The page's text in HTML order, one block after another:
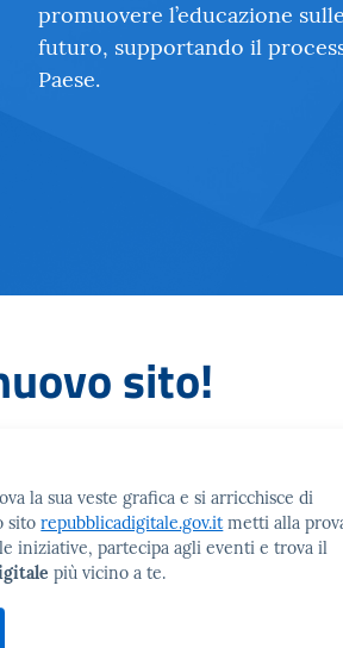
promuovere l’educazione
futuro, supportando il
Paese.
sito!
la sua veste grafica e si arricchisce di
sitorepubblicadigitale.gov.itmetti alla
iniziative, partecipa agli eventi e trova il
più vicino a te.